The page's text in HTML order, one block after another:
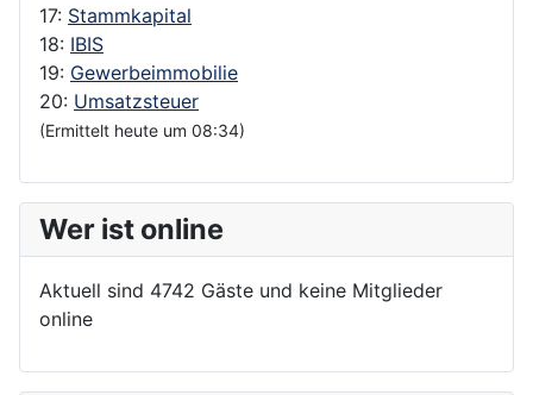
17: Stammkapital
18: IBIS
19: Gewerbeimmobilie
20: Umsatzsteuer
(Ermittelt heute um 08:34)
Wer ist online
Aktuell sind 4742 Gäste und keine Mitglieder
online